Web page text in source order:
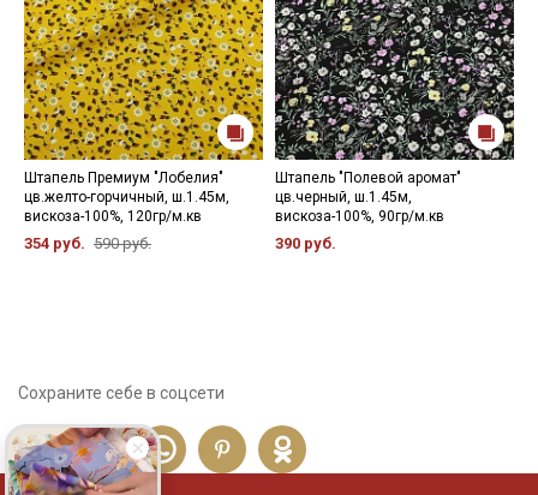
Штапель Премиум "Лобелия"
цв.желто-горчичный, ш.1.45м,
вискоза-100%, 120гр/м.кв
354 руб. 590 руб.
Штапель "Полевой аромат"
цв.черный, ш.1.45м,
вискоза-100%, 90гр/м.кв
390 руб.
Сохраните себе в соцсети